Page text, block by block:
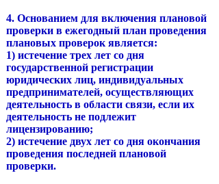
4. Основанием для включения плановой
проверки в ежегодный план проведения
плановых проверок является:
1) истечение трех лет со дня
государственной регистрации
юридических лиц, индивидуальных
предпринимателей, осуществляющих
деятельность в области связи, если их
деятельность не подлежит
лицензированию;
2) истечение двух лет со дня окончания
проведения последней плановой
проверки.